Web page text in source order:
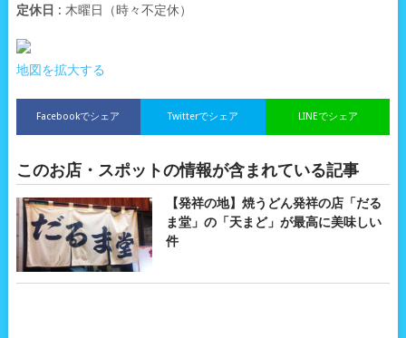
定休日 : 木曜日（時々不定休）
地図を拡大する
Facebookでシェア LINEでシェア
Twitterでシェア
このお店・スポットの情報が含まれている記事
【発祥の地】焼うどん発祥の店「だる
ま堂」の「天まど」が最高に美味しい
件